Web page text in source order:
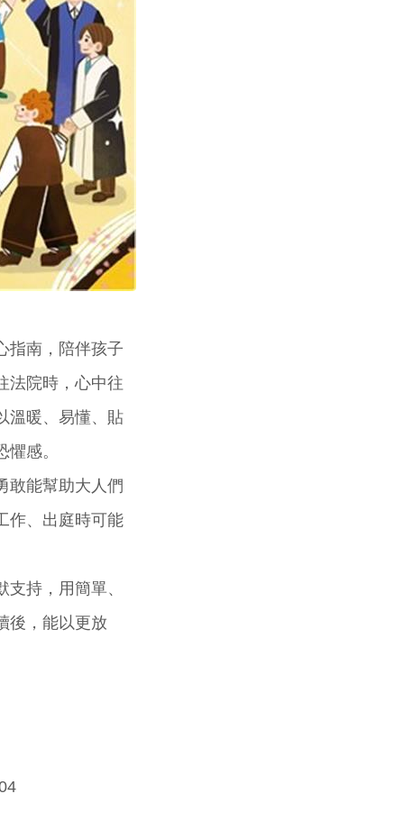
指南，陪伴孩子
法院時，心中往
溫暖、易懂、貼
感。
敢能幫助大人們
作、出庭時可能
持，用簡單、
後，能以更放